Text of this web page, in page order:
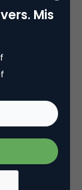
Mis